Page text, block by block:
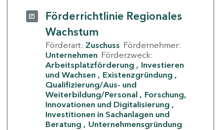
Förderrichtlinie Regionales
Wachstum
Förderart: Zuschuss Fördernehmer:
Unternehmen Förderzweck:
Arbeitsplatzförderung
Investieren
und Wachsen
Existenzgründung
Qualifizierung/Aus- und
Weiterbildung/Personal
Forschung,
Innovationen und Digitalisierung
Investitionen in Sachanlagen und
Beratung
Unternehmensgründung